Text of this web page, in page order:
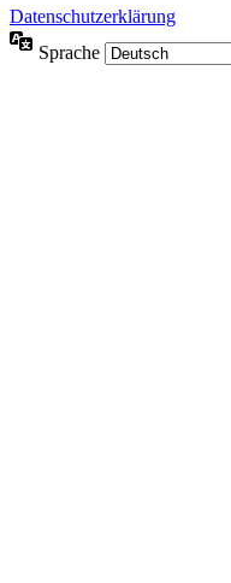
Datenschutzerklärung
Sprache